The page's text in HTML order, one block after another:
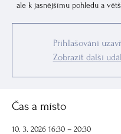
ale k jasnějšímu pohledu a
Přihlašování
Zobrazit další
Čas a místo
10. 3. 2026 16:30 – 20:30